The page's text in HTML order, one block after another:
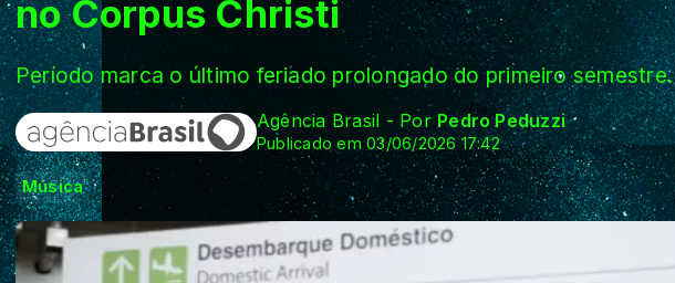
no Corpus Christi
Período marca o último feriado prolongado do primeiro semestre.
Agência Brasil - PorPedro Peduzzi
Publicado em 03/06/2026 17:42
Música